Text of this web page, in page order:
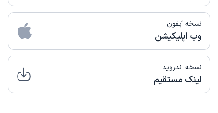
نسخه آیفون
وب اپلیکیشن
نسخه اندروید
لینک مستقیم